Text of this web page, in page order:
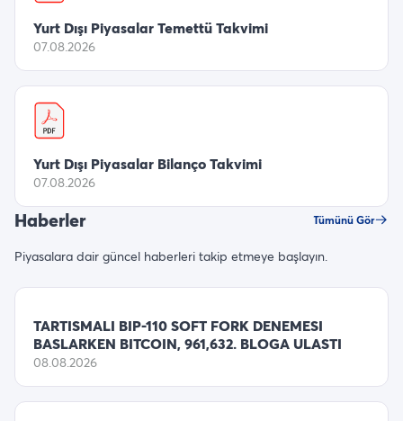
Yurt Dışı Piyasalar Temettü Takvimi
07.08.2026
Yurt Dışı Piyasalar Bilanço Takvimi
07.08.2026
Haberler Tümünü Gör
Piyasalara dair güncel haberleri takip etmeye başlayın.
TARTISMALI BIP-110 SOFT FORK DENEMESI
BASLARKEN BITCOIN, 961,632. BLOGA ULASTI
08.08.2026